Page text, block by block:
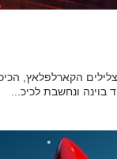
הקארלפלאץ,
ונחשבת לכיכ...